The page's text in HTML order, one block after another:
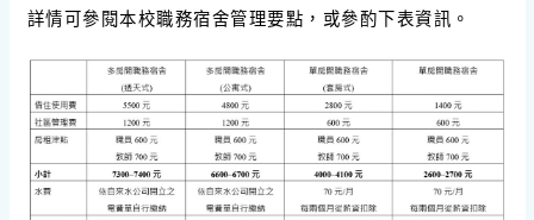
詳情可參閱本校職務宿舍管理要點，或參酌下表資訊。